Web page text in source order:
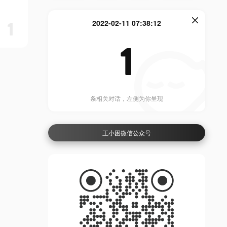
2022-02-11 07:38:12
1
条相关对话，左侧为你呈现
王小困微信公众号